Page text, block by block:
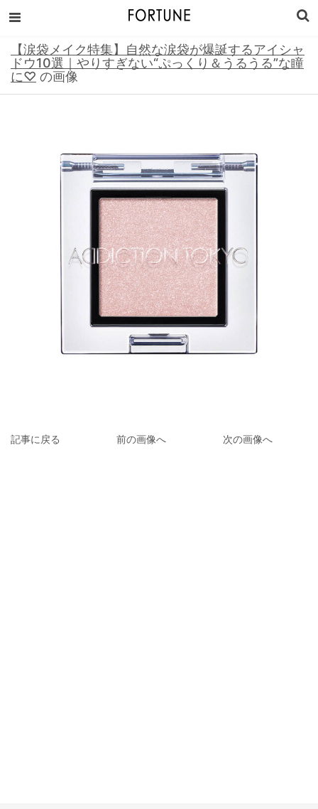
【涙袋メイク特集】自然な涙袋が爆誕するアイシャ
ドウ10選｜やりすぎない“ぷっくり＆うるうる”な瞳
に♡ の画像
記事に戻る 前の画像へ 次の画像へ